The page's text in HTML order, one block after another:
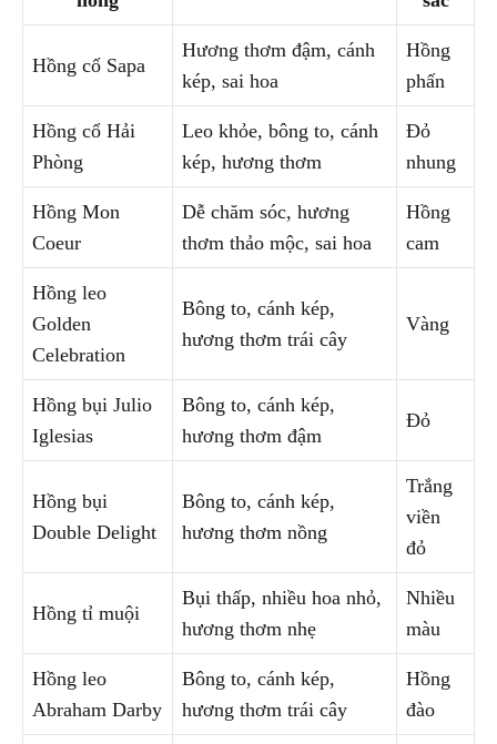
Hồng cổ Sapa
Hương thơm đậm, cánh
kép, sai hoa
Hồng
phấn
Hồng cổ Hải
Phòng
Leo khỏe, bông to, cánh
kép, hương thơm
Đỏ
nhung
Hồng Mon
Coeur
Dễ chăm sóc, hương
thơm thảo mộc, sai hoa
Hồng
cam
Hồng leo
Golden
Celebration
Bông to, cánh kép,
hương thơm trái cây
Vàng
Hồng bụi Julio
Iglesias
Bông to, cánh kép,
hương thơm đậm
Đỏ
Hồng bụi
Double Delight
Bông to, cánh kép,
hương thơm nồng
Trắng
viền
đỏ
Hồng tỉ muội
Bụi thấp, nhiều hoa nhỏ,
hương thơm nhẹ
Nhiều
màu
Hồng leo
Abraham Darby
Bông to, cánh kép,
hương thơm trái cây
Hồng
đào